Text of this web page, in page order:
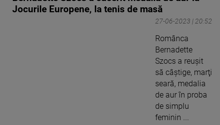
Jocurile Europene, la tenis de masă
27-06-2023 | 20:52
Românca
Bernadette
Szocs a reușit
să câștige, marţi
seară, medalia
de aur în proba
de simplu
feminin ...